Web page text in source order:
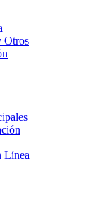
Otros
Línea